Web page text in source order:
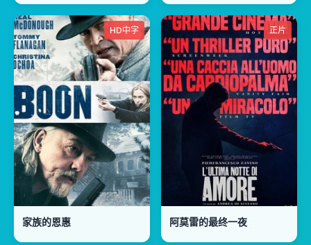
HD中字
家族的恩惠
正片
阿莫雷的最终一夜